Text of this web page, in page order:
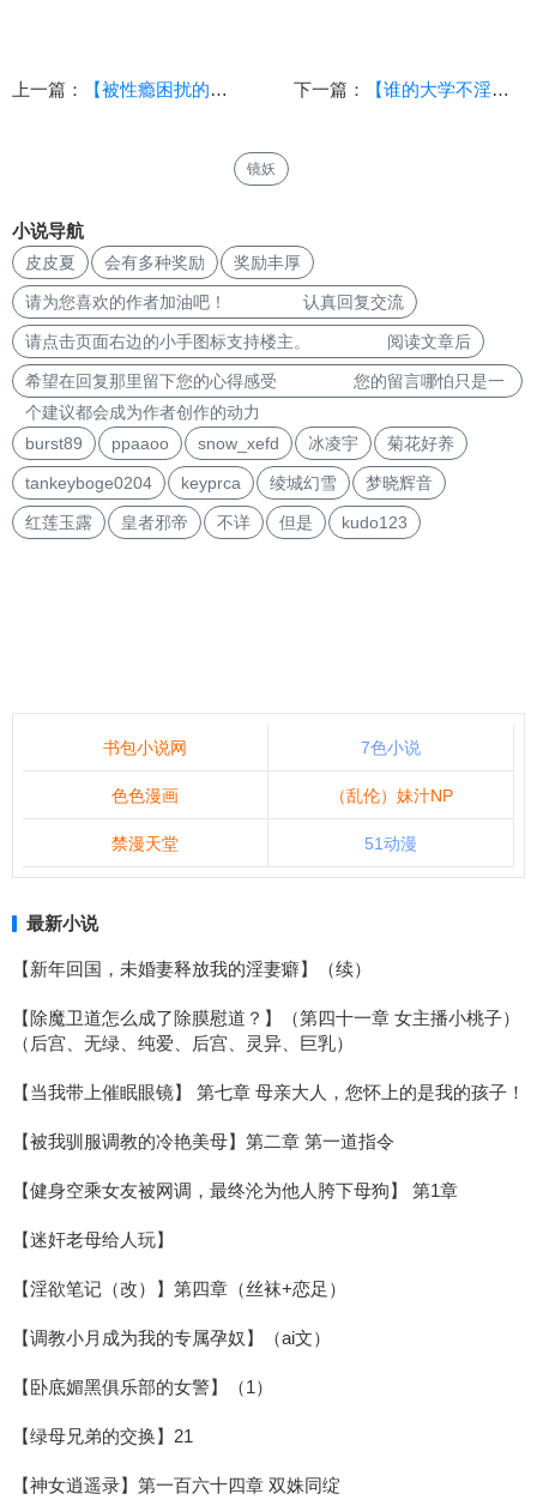
上一篇： 【被性瘾困扰的美人，怎么可能安分守己】【3】（长篇剧情向） 下一篇： 【谁的大学不淫荡？】（86）（校园，乱伦，后宫，青春）
镜妖
小说导航
皮皮夏 会有多种奖励 奖励丰厚
请为您喜欢的作者加油吧！ 认真回复交流
请点击页面右边的小手图标支持楼主。 阅读文章后
希望在回复那里留下您的心得感受 您的留言哪怕只是一
个建议都会成为作者创作的动力
burst89
ppaaoo snow_xefd 冰凌宇 菊花好养
tankeyboge0204 keyprca 绫城幻雪 梦晓辉音
红莲玉露 皇者邪帝 不详 但是 kudo123
书包小说网 7色小说
色色漫画 （乱伦）妹汁NP
禁漫天堂 51动漫
最新小说
【新年回国，未婚妻释放我的淫妻癖】（续）
【除魔卫道怎么成了除膜慰道？】（第四十一章 女主播小桃子）
（后宫、无绿、纯爱、后宫、灵异、巨乳）
【当我带上催眠眼镜】 第七章 母亲大人，您怀上的是我的孩子！
【被我驯服调教的冷艳美母】第二章 第一道指令
【健身空乘女友被网调，最终沦为他人胯下母狗】 第1章
【迷奸老母给人玩】
【淫欲笔记（改）】第四章（丝袜+恋足）
【调教小月成为我的专属孕奴】（ai文）
【卧底媚黑俱乐部的女警】（1）
【绿母兄弟的交换】21
【神女逍遥录】第一百六十四章 双姝同绽